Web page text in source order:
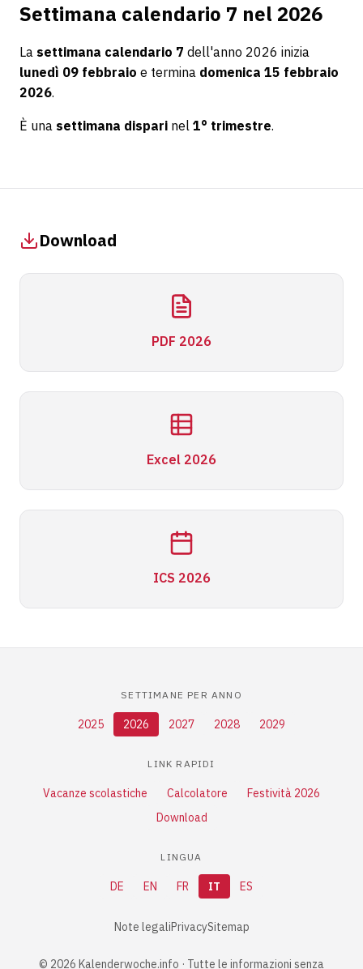
Settimana calendario 7 nel 2026
La settimana calendario 7 dell'anno 2026 inizia
lunedì 09 febbraio e termina domenica 15 febbraio
2026.
È una settimana dispari nel 1° trimestre.
Download
PDF 2026
Excel 2026
ICS 2026
SETTIMANE PER ANNO
2025 2026 2027 2028 2029
LINK RAPIDI
Vacanze scolastiche Calcolatore
Festività 2026
Download
LINGUA
DE EN FR IT ES
Note legaliPrivacySitemap
© 2026 Kalenderwoche.info · Tutte le informazioni senza